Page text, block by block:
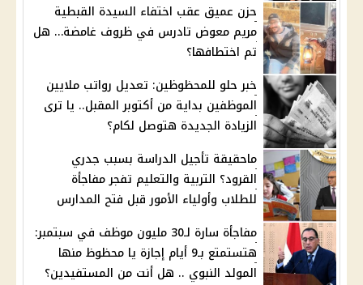
حزن عميق عقب اختفاء السيدة القبطية
مريم معوض تادرس في ظروف غامضة… هل
تم اختطافها؟
خبر حلو للمحظوظين: تعديل رواتب ملايين
الموظفين بداية من أكتوبر المقبل.. يا ترى
الزيادة الجديدة هتوصل لكام؟
ماحقيقة تأجيل الدراسة بسبب جدري
القرود؟ التربية والتعليم تفجر مفاجأة
للطلاب وأولياء الأمور قبل فتح المدارس
مفاجأة سارة لـ30 مليون موظف في سبتمبر:
هتستمتع بـ9 أيام إجازة يا محظوظ منها
المولد النبوي .. هل أنت من المستفيدين؟